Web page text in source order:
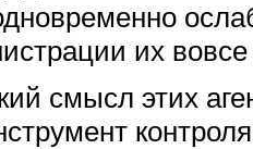
их
смысл этих